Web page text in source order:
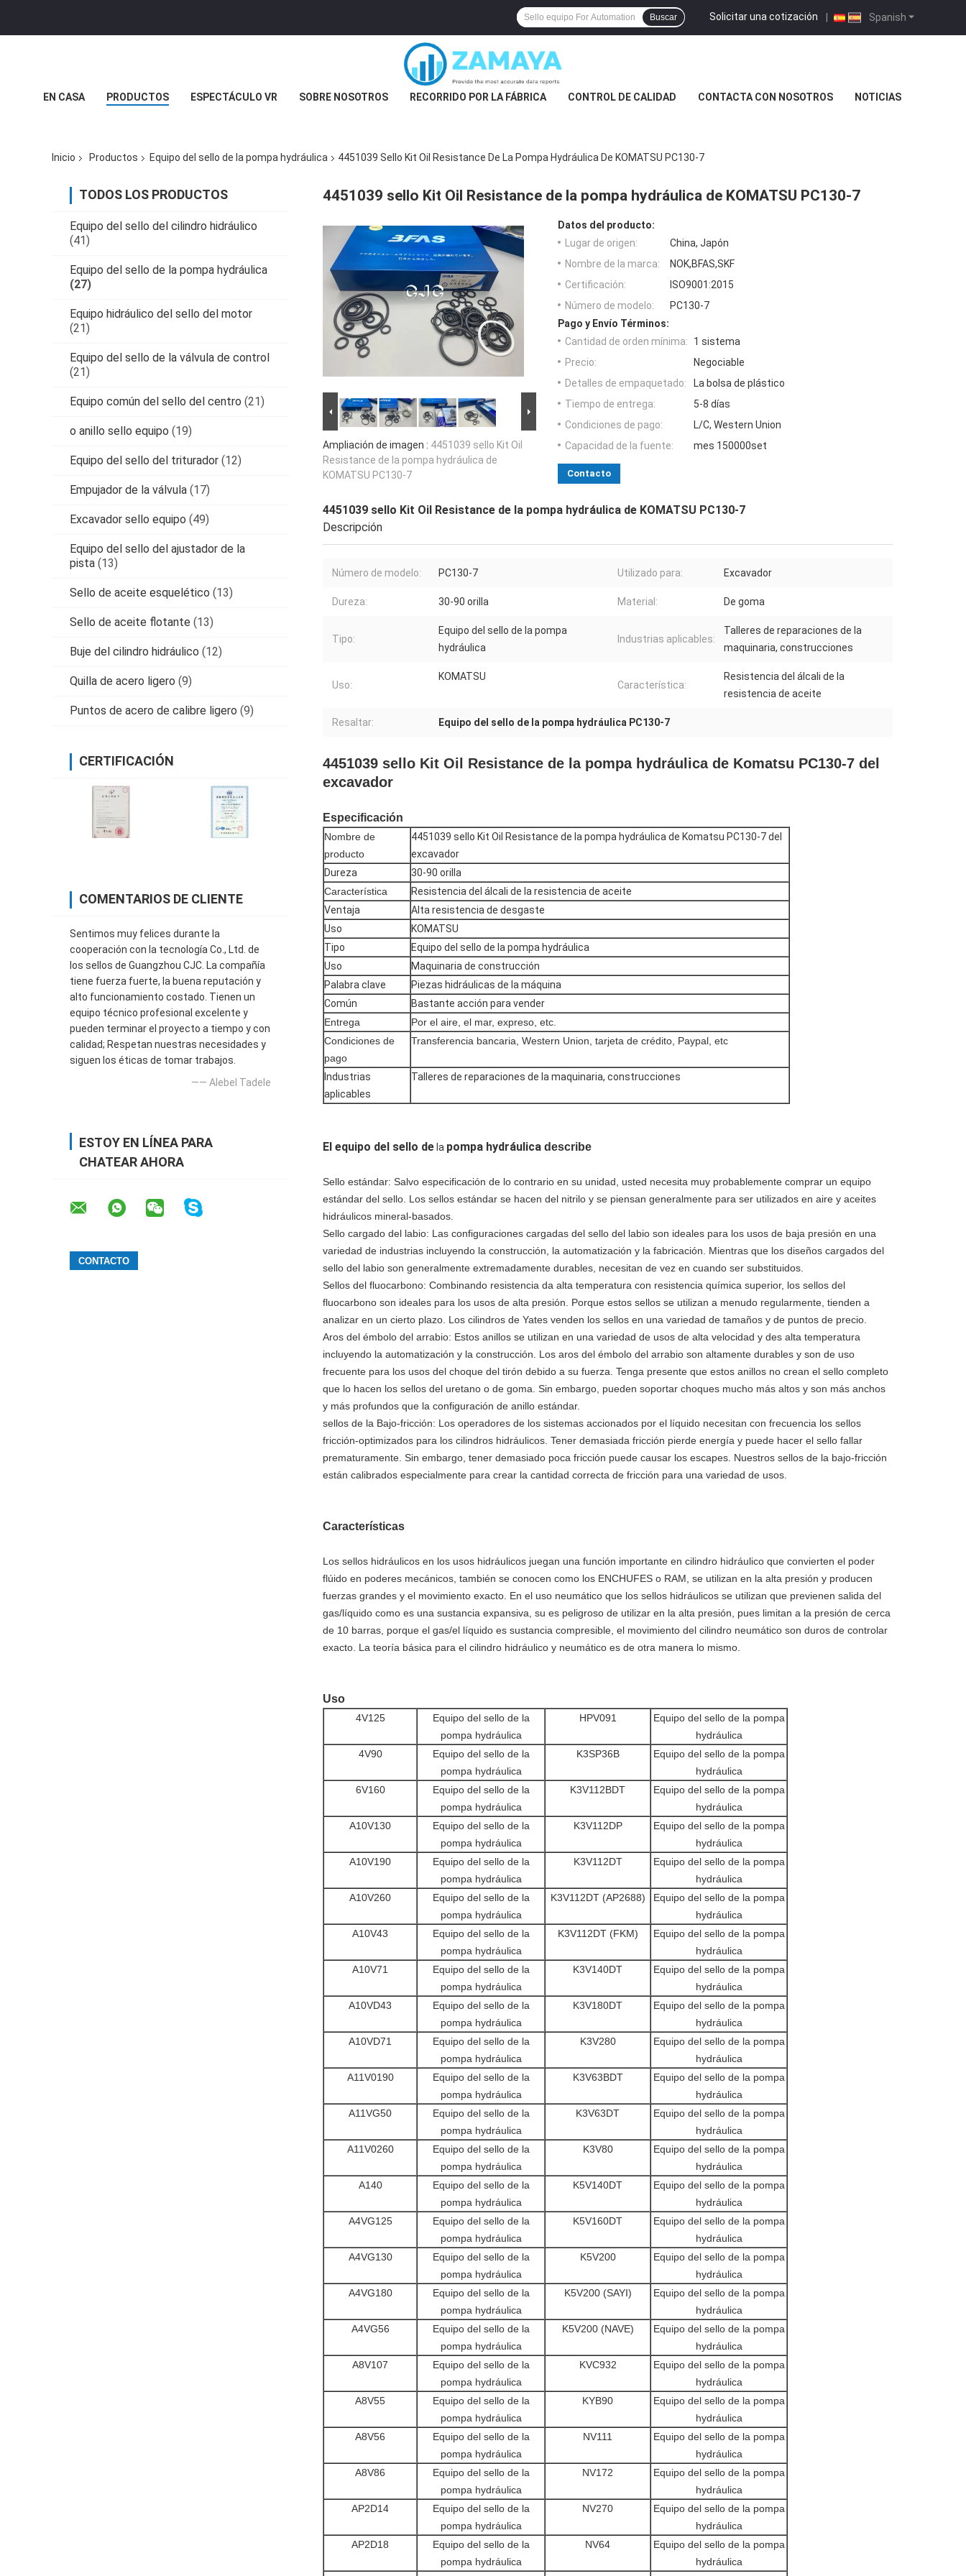
Spanish
Solicitar una cotización |
Buscar
EN CASA PRODUCTOS ESPECTÁCULO VR SOBRE NOSOTROS RECORRIDO POR LA FÁBRICA CONTROL DE CALIDAD CONTACTA CON NOSOTROS NOTICIAS
Inicio Productos Equipo del sello de la pompa hydráulica 4451039 Sello Kit Oil Resistance De La Pompa Hydráulica De KOMATSU PC130-7
TODOS LOS PRODUCTOS
Equipo del sello del cilindro hidráulico
(41)
Equipo del sello de la pompa hydráulica
(27)
Equipo hidráulico del sello del motor
(21)
Equipo del sello de la válvula de control
(21)
Equipo común del sello del centro (21)
o anillo sello equipo (19)
Equipo del sello del triturador (12)
Empujador de la válvula (17)
Excavador sello equipo (49)
Equipo del sello del ajustador de la
pista (13)
Sello de aceite esquelético (13)
Sello de aceite flotante (13)
Buje del cilindro hidráulico (12)
Quilla de acero ligero (9)
Puntos de acero de calibre ligero (9)
CERTIFICACIÓN
COMENTARIOS DE CLIENTE
Sentimos muy felices durante la
cooperación con la tecnología Co., Ltd. de
los sellos de Guangzhou CJC. La compañía
tiene fuerza fuerte, la buena reputación y
alto funcionamiento costado. Tienen un
equipo técnico profesional excelente y
pueden terminar el proyecto a tiempo y con
calidad; Respetan nuestras necesidades y
siguen los éticas de tomar trabajos.
—— Alebel Tadele
ESTOY EN LÍNEA PARA
CHATEAR AHORA
4451039 sello Kit Oil Resistance de la pompa hydráulica de KOMATSU PC130-7
Ampliación de imagen : 4451039 sello Kit Oil
Resistance de la pompa hydráulica de
KOMATSU PC130-7
Datos del producto:
Lugar de origen:
China, Japón
Nombre de la marca:
NOK,BFAS,SKF
Certificación:
ISO9001:2015
Número de modelo:
PC130-7
Pago y Envío Términos:
Cantidad de orden mínima:
1 sistema
Precio:
Negociable
Detalles de empaquetado:
La bolsa de plástico
Tiempo de entrega:
5-8 días
Condiciones de pago:
L/C, Western Union
Capacidad de la fuente:
mes 150000set
Contacto
4451039 sello Kit Oil Resistance de la pompa hydráulica de KOMATSU PC130-7
Descripción
Número de modelo: PC130-7 Utilizado para: Excavador
Dureza: 30-90 orilla Material: De goma
Tipo:
Equipo del sello de la pompa
hydráulica
Industrias aplicables:
Talleres de reparaciones de la
maquinaria, construcciones
Uso:
KOMATSU
Característica:
Resistencia del álcali de la
resistencia de aceite
Resaltar: Equipo del sello de la pompa hydráulica PC130-7
4451039 sello Kit Oil Resistance de la pompa hydráulica de Komatsu PC130-7 del
excavador
Especificación
Nombre de
producto
4451039 sello Kit Oil Resistance de la pompa hydráulica de Komatsu PC130-7 del
excavador
Dureza
30-90 orilla
Característica
Resistencia del álcali de la resistencia de aceite
Ventaja
Alta resistencia de desgaste
Uso
KOMATSU
Tipo
Equipo del sello de la pompa hydráulica
Uso
Maquinaria de construcción
Palabra clave
Piezas hidráulicas de la máquina
Común
Bastante acción para vender
Entrega
Por el aire, el mar, expreso, etc.
Condiciones de
pago
Transferencia bancaria, Western Union, tarjeta de crédito, Paypal, etc
Industrias
aplicables
Talleres de reparaciones de la maquinaria, construcciones
El equipo del sello de la pompa hydráulica describe
Sello estándar: Salvo especificación de lo contrario en su unidad, usted necesita muy probablemente comprar un equipo
estándar del sello. Los sellos estándar se hacen del nitrilo y se piensan generalmente para ser utilizados en aire y aceites
hidráulicos mineral-basados.
Sello cargado del labio: Las configuraciones cargadas del sello del labio son ideales para los usos de baja presión en una
variedad de industrias incluyendo la construcción, la automatización y la fabricación. Mientras que los diseños cargados del
sello del labio son generalmente extremadamente durables, necesitan de vez en cuando ser substituidos.
Sellos del fluocarbono: Combinando resistencia da alta temperatura con resistencia química superior, los sellos del
fluocarbono son ideales para los usos de alta presión. Porque estos sellos se utilizan a menudo regularmente, tienden a
analizar en un cierto plazo. Los cilindros de Yates venden los sellos en una variedad de tamaños y de puntos de precio.
Aros del émbolo del arrabio: Estos anillos se utilizan en una variedad de usos de alta velocidad y des alta temperatura
incluyendo la automatización y la construcción. Los aros del émbolo del arrabio son altamente durables y son de uso
frecuente para los usos del choque del tirón debido a su fuerza. Tenga presente que estos anillos no crean el sello completo
que lo hacen los sellos del uretano o de goma. Sin embargo, pueden soportar choques mucho más altos y son más anchos
y más profundos que la configuración de anillo estándar.
sellos de la Bajo-fricción: Los operadores de los sistemas accionados por el líquido necesitan con frecuencia los sellos
fricción-optimizados para los cilindros hidráulicos. Tener demasiada fricción pierde energía y puede hacer el sello fallar
prematuramente. Sin embargo, tener demasiado poca fricción puede causar los escapes. Nuestros sellos de la bajo-fricción
están calibrados especialmente para crear la cantidad correcta de fricción para una variedad de usos.
Características
Los sellos hidráulicos en los usos hidráulicos juegan una función importante en cilindro hidráulico que convierten el poder
flúido en poderes mecánicos, también se conocen como los ENCHUFES o RAM, se utilizan en la alta presión y producen
fuerzas grandes y el movimiento exacto. En el uso neumático que los sellos hidráulicos se utilizan que previenen salida del
gas/líquido como es una sustancia expansiva, su es peligroso de utilizar en la alta presión, pues limitan a la presión de cerca
de 10 barras, porque el gas/el líquido es sustancia compresible, el movimiento del cilindro neumático son duros de controlar
exacto. La teoría básica para el cilindro hidráulico y neumático es de otra manera lo mismo.
Uso
4V125
Equipo del sello de la
pompa hydráulica
HPV091
Equipo del sello de la pompa
hydráulica
4V90
Equipo del sello de la
pompa hydráulica
K3SP36B
Equipo del sello de la pompa
hydráulica
6V160
Equipo del sello de la
pompa hydráulica
K3V112BDT
Equipo del sello de la pompa
hydráulica
A10V130
Equipo del sello de la
pompa hydráulica
K3V112DP
Equipo del sello de la pompa
hydráulica
A10V190
Equipo del sello de la
pompa hydráulica
K3V112DT
Equipo del sello de la pompa
hydráulica
A10V260
Equipo del sello de la
pompa hydráulica
K3V112DT (AP2688)
Equipo del sello de la pompa
hydráulica
A10V43
Equipo del sello de la
pompa hydráulica
K3V112DT (FKM)
Equipo del sello de la pompa
hydráulica
A10V71
Equipo del sello de la
pompa hydráulica
K3V140DT
Equipo del sello de la pompa
hydráulica
A10VD43
Equipo del sello de la
pompa hydráulica
K3V180DT
Equipo del sello de la pompa
hydráulica
A10VD71
Equipo del sello de la
pompa hydráulica
K3V280
Equipo del sello de la pompa
hydráulica
A11V0190
Equipo del sello de la
pompa hydráulica
K3V63BDT
Equipo del sello de la pompa
hydráulica
A11VG50
Equipo del sello de la
pompa hydráulica
K3V63DT
Equipo del sello de la pompa
hydráulica
A11V0260
Equipo del sello de la
pompa hydráulica
K3V80
Equipo del sello de la pompa
hydráulica
A140
Equipo del sello de la
pompa hydráulica
K5V140DT
Equipo del sello de la pompa
hydráulica
A4VG125
Equipo del sello de la
pompa hydráulica
K5V160DT
Equipo del sello de la pompa
hydráulica
A4VG130
Equipo del sello de la
pompa hydráulica
K5V200
Equipo del sello de la pompa
hydráulica
A4VG180
Equipo del sello de la
pompa hydráulica
K5V200 (SAYI)
Equipo del sello de la pompa
hydráulica
A4VG56
Equipo del sello de la
pompa hydráulica
K5V200 (NAVE)
Equipo del sello de la pompa
hydráulica
A8V107
Equipo del sello de la
pompa hydráulica
KVC932
Equipo del sello de la pompa
hydráulica
A8V55
Equipo del sello de la
pompa hydráulica
KYB90
Equipo del sello de la pompa
hydráulica
A8V56
Equipo del sello de la
pompa hydráulica
NV111
Equipo del sello de la pompa
hydráulica
A8V86
Equipo del sello de la
pompa hydráulica
NV172
Equipo del sello de la pompa
hydráulica
AP2D14
Equipo del sello de la
pompa hydráulica
NV270
Equipo del sello de la pompa
hydráulica
AP2D18
Equipo del sello de la
pompa hydráulica
NV64
Equipo del sello de la pompa
hydráulica